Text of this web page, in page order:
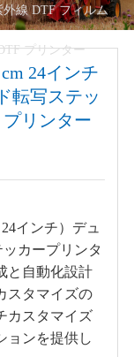
線 DTF フィルム
プリンター
24インチ
転写ステッ
リンター
ンチ）デュ
カープリンタ
と自動化設計
スタマイズの
カスタマイズ
ョンを提供し